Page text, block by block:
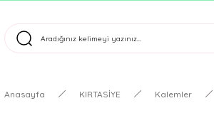
Tüm Siparişler Aynı Gün
Anasayfa KIRTASİYE Kalemler